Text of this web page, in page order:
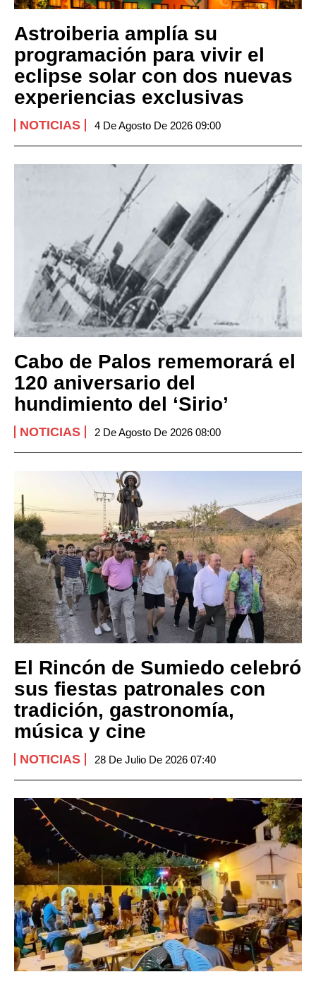
Astroiberia amplía su
programación para vivir el
eclipse solar con dos nuevas
experiencias exclusivas
NOTICIAS 4 De Agosto De 2026 09:00
Cabo de Palos rememorará el
120 aniversario del
hundimiento del ‘Sirio’
NOTICIAS 2 De Agosto De 2026 08:00
El Rincón de Sumiedo celebró
sus fiestas patronales con
tradición, gastronomía,
música y cine
NOTICIAS 28 De Julio De 2026 07:40